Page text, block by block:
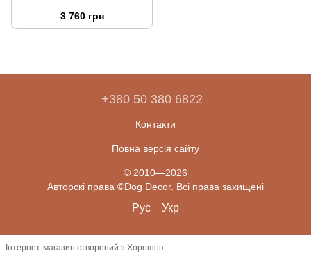
3 760 грн
+380 50 380 6822
Контакти
Повна версія сайту
© 2010—2026
Авторскі права ©Dog Decor. Всі права захищені
Рус Укр
Інтернет-магазин створений з Хорошоп